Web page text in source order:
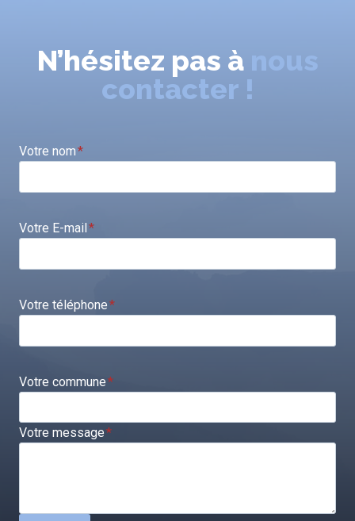
N’hésitez pas à nous
contacter !
Votre nom*
Votre E-mail*
Votre téléphone*
Votre commune*
Votre message*